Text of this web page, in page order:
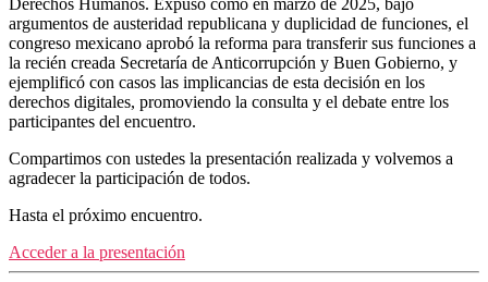
Derechos Humanos. Expuso cómo en marzo de 2025, bajo
argumentos de austeridad republicana y duplicidad de funciones, el
congreso mexicano aprobó la reforma para transferir sus funciones a
la recién creada Secretaría de Anticorrupción y Buen Gobierno, y
ejemplificó con casos las implicancias de esta decisión en los
derechos digitales, promoviendo la consulta y el debate entre los
participantes del encuentro.
Compartimos con ustedes la presentación realizada y volvemos a
agradecer la participación de todos.
Hasta el próximo encuentro.
Acceder a la presentación